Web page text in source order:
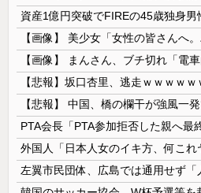
【悲報】坂口杏里、逃走ｗｗｗｗ